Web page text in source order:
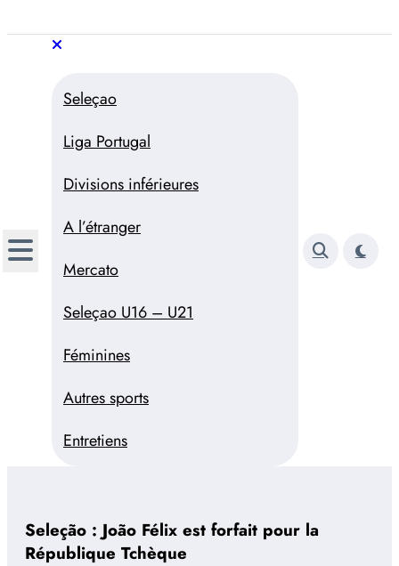
au
Trivela
L'actualité du football portugais
Seleçao
Liga Portugal
Divisions inférieures
A l’étranger
Mercato
Seleçao U16 – U21
Féminines
Autres sports
Entretiens
Seleção : João Félix est forfait pour la
République Tchèque